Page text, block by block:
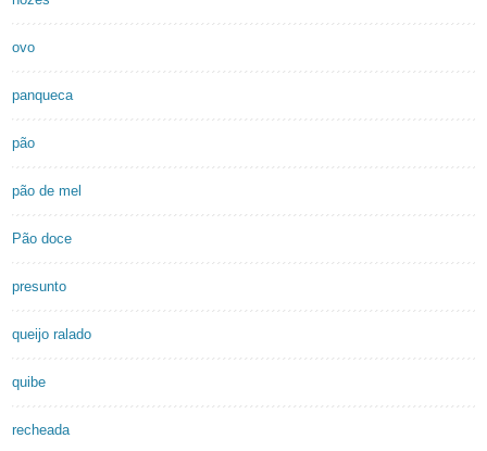
ovo
panqueca
pão
pão de mel
Pão doce
presunto
queijo ralado
quibe
recheada